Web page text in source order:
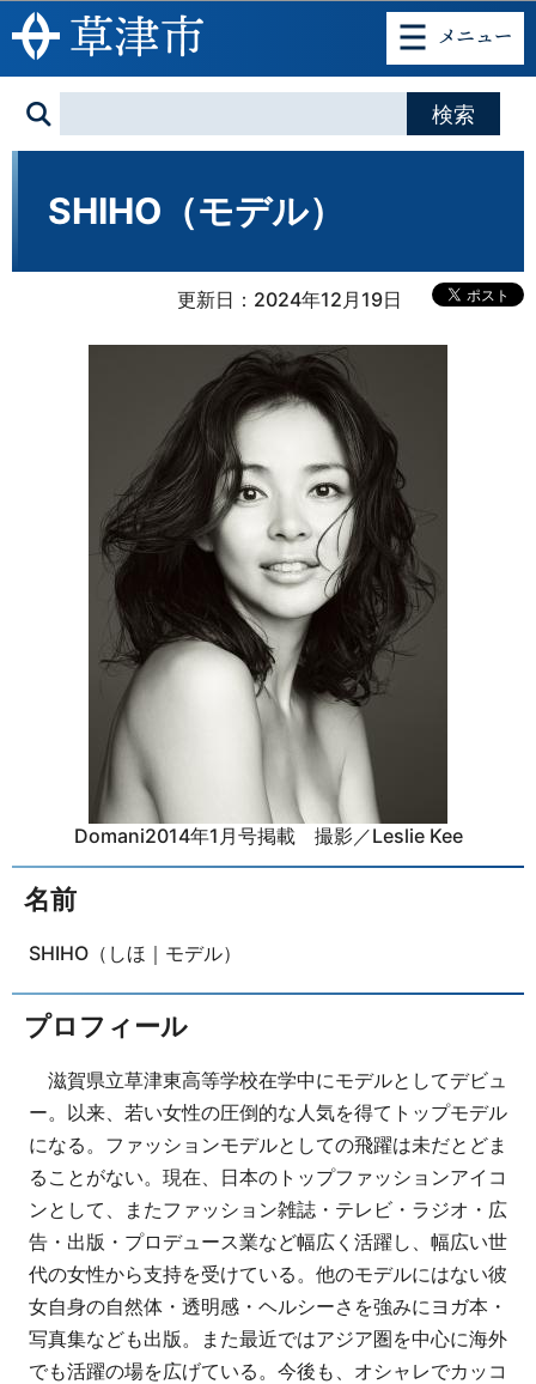
このページの本文へ移動
SHIHO（モデル）
更新日：2024年12月19日
Domani2014年1月号掲載 撮影／Leslie Kee
名前
SHIHO（しほ｜モデル）
プロフィール
滋賀県立草津東高等学校在学中にモデルとしてデビュ
ー。以来、若い女性の圧倒的な人気を得てトップモデル
になる。ファッションモデルとしての飛躍は未だとどま
ることがない。現在、日本のトップファッションアイコ
ンとして、またファッション雑誌・テレビ・ラジオ・広
告・出版・プロデュース業など幅広く活躍し、幅広い世
代の女性から支持を受けている。他のモデルにはない彼
女自身の自然体・透明感・ヘルシーさを強みにヨガ本・
写真集なども出版。また最近ではアジア圏を中心に海外
でも活躍の場を広げている。今後も、オシャレでカッコ